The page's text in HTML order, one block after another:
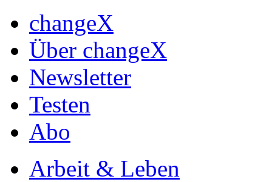
changeX
Über changeX
Newsletter
Testen
Abo
Arbeit & Leben